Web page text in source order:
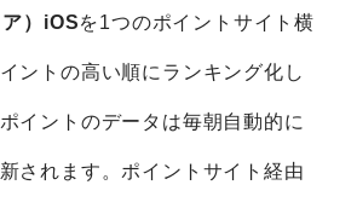
ア）iOSを1つのポイントサイト横
ントの高い順にランキング化し
イントのデータは毎朝自動的に
されます。ポイントサイト経由